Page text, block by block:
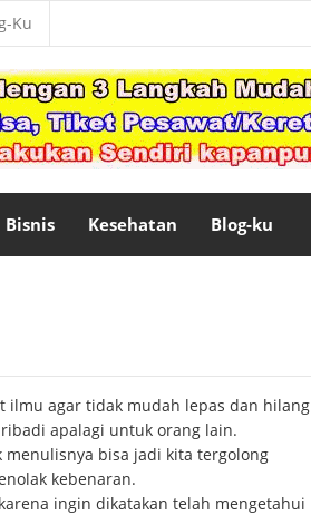
Ku
Bisnis Kesehatan Blog-ku
agar tidak mudah lepas dan hilang
apalagi untuk orang lain.
menulisnya bisa jadi kita tergolong
kebenaran.
ingin dikatakan telah mengetahui